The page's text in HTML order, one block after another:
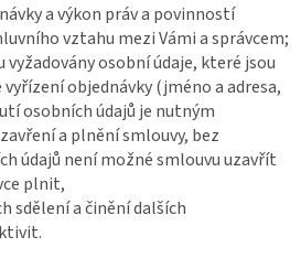
a výkon práv a povinností
vztahu mezi Vámi a správcem;
vyžadovány osobní údaje, které jsou
objednávky (jméno a adresa,
osobních údajů je nutným
a plnění smlouvy, bez
údajů není možné smlouvu uzavřít
plnit,
sdělení a činění dalších